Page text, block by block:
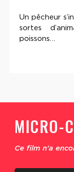
Un pêcheur
sortes
poissons…
MICRO-
Ce film n'a